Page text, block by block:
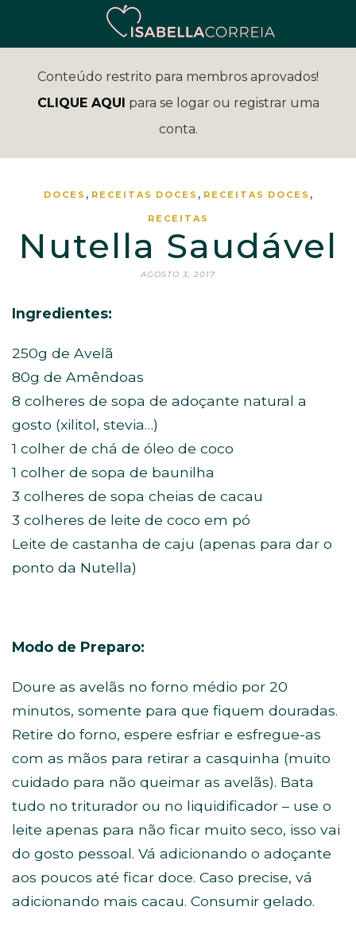
Conteúdo restrito para membros aprovados!
CLIQUE AQUI para se logar ou registrar uma
conta.
DOCES , RECEITAS DOCES , RECEITAS DOCES ,
RECEITAS
Nutella Saudável
AGOSTO 3, 2017
Ingredientes:
250g de Avelã
80g de Amêndoas
8 colheres de sopa de adoçante natural a
gosto (xilitol, stevia…)
1 colher de chá de óleo de coco
1 colher de sopa de baunilha
3 colheres de sopa cheias de cacau
3 colheres de leite de coco em pó
Leite de castanha de caju (apenas para dar o
ponto da Nutella)
Modo de Preparo:
Doure as avelãs no forno médio por 20
minutos, somente para que fiquem douradas.
Retire do forno, espere esfriar e esfregue-as
com as mãos para retirar a casquinha (muito
cuidado para não queimar as avelãs). Bata
tudo no triturador ou no liquidificador – use o
leite apenas para não ficar muito seco, isso vai
do gosto pessoal. Vá adicionando o adoçante
aos poucos até ficar doce. Caso precise, vá
adicionando mais cacau. Consumir gelado.